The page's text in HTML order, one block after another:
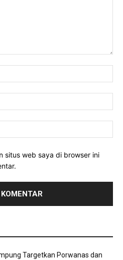
situs web saya di browser ini
Targetkan Porwanas dan